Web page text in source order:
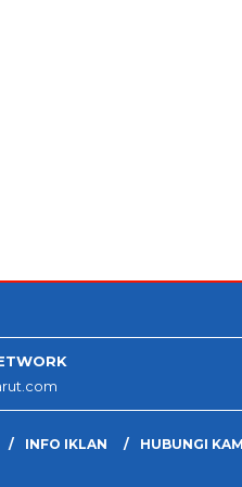
INFO IKLAN HUBUNGI